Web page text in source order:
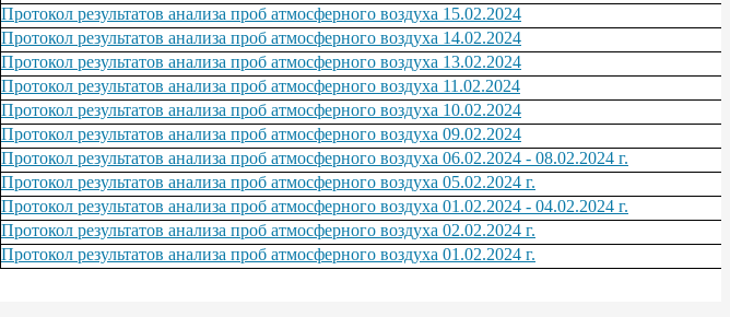
Протокол результатов анализа проб атмосферного воздуха 15.02.2024
Протокол результатов анализа проб атмосферного воздуха 14.02.2024
Протокол результатов анализа проб атмосферного воздуха 13.02.2024
Протокол результатов анализа проб атмосферного воздуха 11.02.2024
Протокол результатов анализа проб атмосферного воздуха 10.02.2024
Протокол результатов анализа проб атмосферного воздуха 09.02.2024
Протокол результатов анализа проб атмосферного воздуха 06.02.2024 - 08.02.2024 г.
Протокол результатов анализа проб атмосферного воздуха 05.02.2024 г.
Протокол результатов анализа проб атмосферного воздуха 01.02.2024 - 04.02.2024 г.
Протокол результатов анализа проб атмосферного воздуха 02.02.2024 г.
Протокол результатов анализа проб атмосферного воздуха 01.02.2024 г.